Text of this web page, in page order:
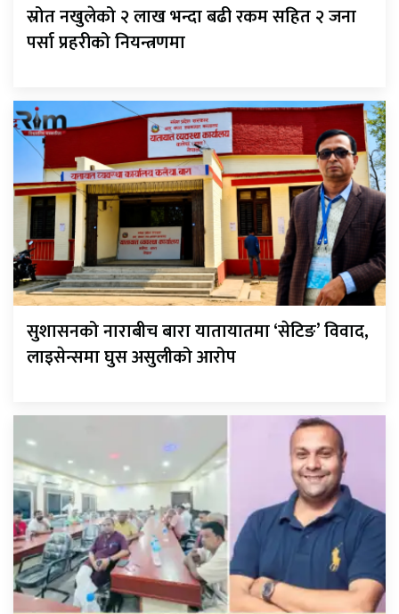
स्रोत नखुलेको २ लाख भन्दा बढी रकम सहित २ जना
पर्सा प्रहरीको नियन्त्रणमा
सुशासनको नाराबीच बारा यातायातमा ‘सेटिङ’ विवाद,
लाइसेन्समा घुस असुलीको आरोप